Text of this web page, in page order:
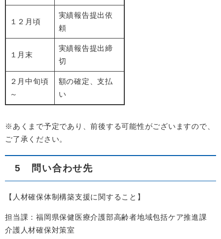
１２月頃
実績報告提出依
頼
１月末
実績報告提出締
切
２月中旬頃
～
額の確定、支払
い
※あくまで予定であり、前後する可能性がございますので、
ご了承ください。
5 問い合わせ先
【人材確保体制構築支援に関すること】
担当課：福岡県保健医療介護部高齢者地域包括ケア推進課
介護人材確保対策室